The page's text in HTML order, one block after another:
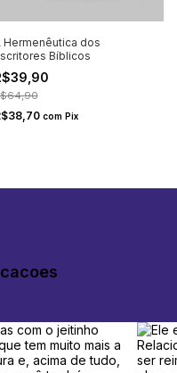
Hermenêutica dos
Bíblicos
com Pix